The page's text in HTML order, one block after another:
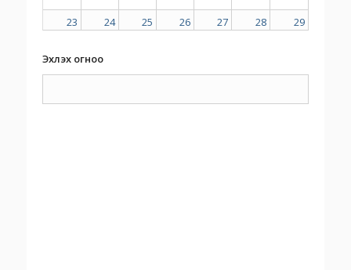
23 24 25 26 27 28 29
Эхлэх огноо